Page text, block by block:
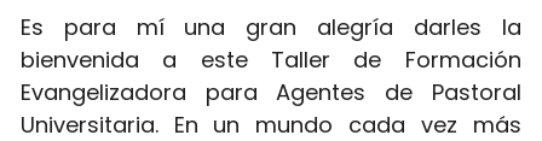
Es para mí una gran alegría darles la
bienvenida a este Taller de Formación
Evangelizadora para Agentes de Pastoral
Universitaria. En un mundo cada vez más